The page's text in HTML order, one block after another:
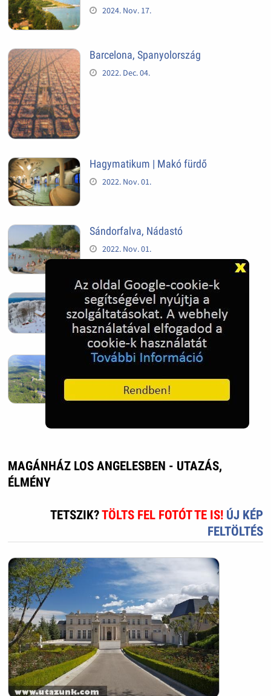
2024. Nov. 17.
Barcelona, Spanyolország
2022. Dec. 04.
Hagymatikum | Makó fürdő
2022. Nov. 01.
Sándorfalva, Nádastó
2022. Nov. 01.
Hóban gyakran gazdag télen a
Kékestető
2022. Nov. 01.
Kékestető település
2022. Nov. 01.
MAGÁNHÁZ LOS ANGELESBEN - UTAZÁS,
ÉLMÉNY
TETSZIK?TÖLTS FEL FOTÓT TE IS! ÚJ KÉP
FELTÖLTÉS